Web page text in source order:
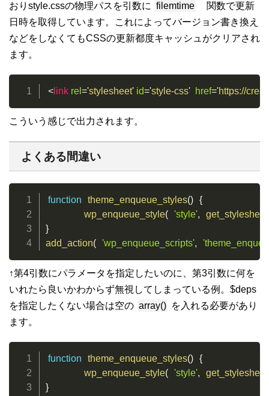
おりstyle.cssの物理パスを引数に filemtime
関数で更新
日時を取得しています。これによってバージョン書き換え
などをしなくてもCSSの更新都度キャッシュがクリアされ
ます。
<link rel ='stylesheet' id='style-css' href='https://
こういう感じで出力されます。
よくある間違い
function theme_enqueue_styles()
{
wp_enqueue_style( 'style',
}
add_action( 'wp_enqueue_scripts',
↑第4引数にパラメータを指定したいのに、第3引数に何を
いれたら良いかわからず無視してしまっている例。$deps
を指定したくない場合は空の array() を入れる必要があり
ます。
function theme_enqueue_styles()
{
wp_enqueue_style( 'style',
}